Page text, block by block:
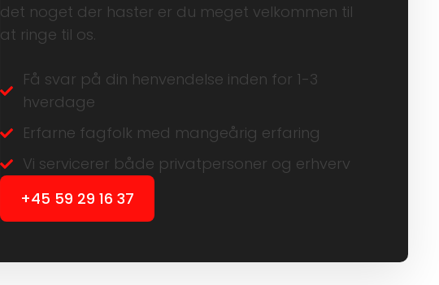
det noget der haster er du meget velkommen til
at ringe til os.
Få svar på din henvendelse inden for 1-3
hverdage
Erfarne fagfolk med mangeårig erfaring
Vi servicerer både privatpersoner og erhverv
+45 59 29 16 37